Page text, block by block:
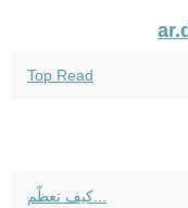
Top Read
كيف تعظّم...